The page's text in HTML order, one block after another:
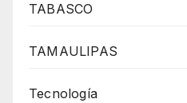
TABASCO
TAMAULIPAS
Tecnología